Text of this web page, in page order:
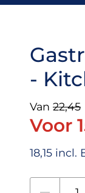
-
Van 22,45
Voor
18,15 incl.